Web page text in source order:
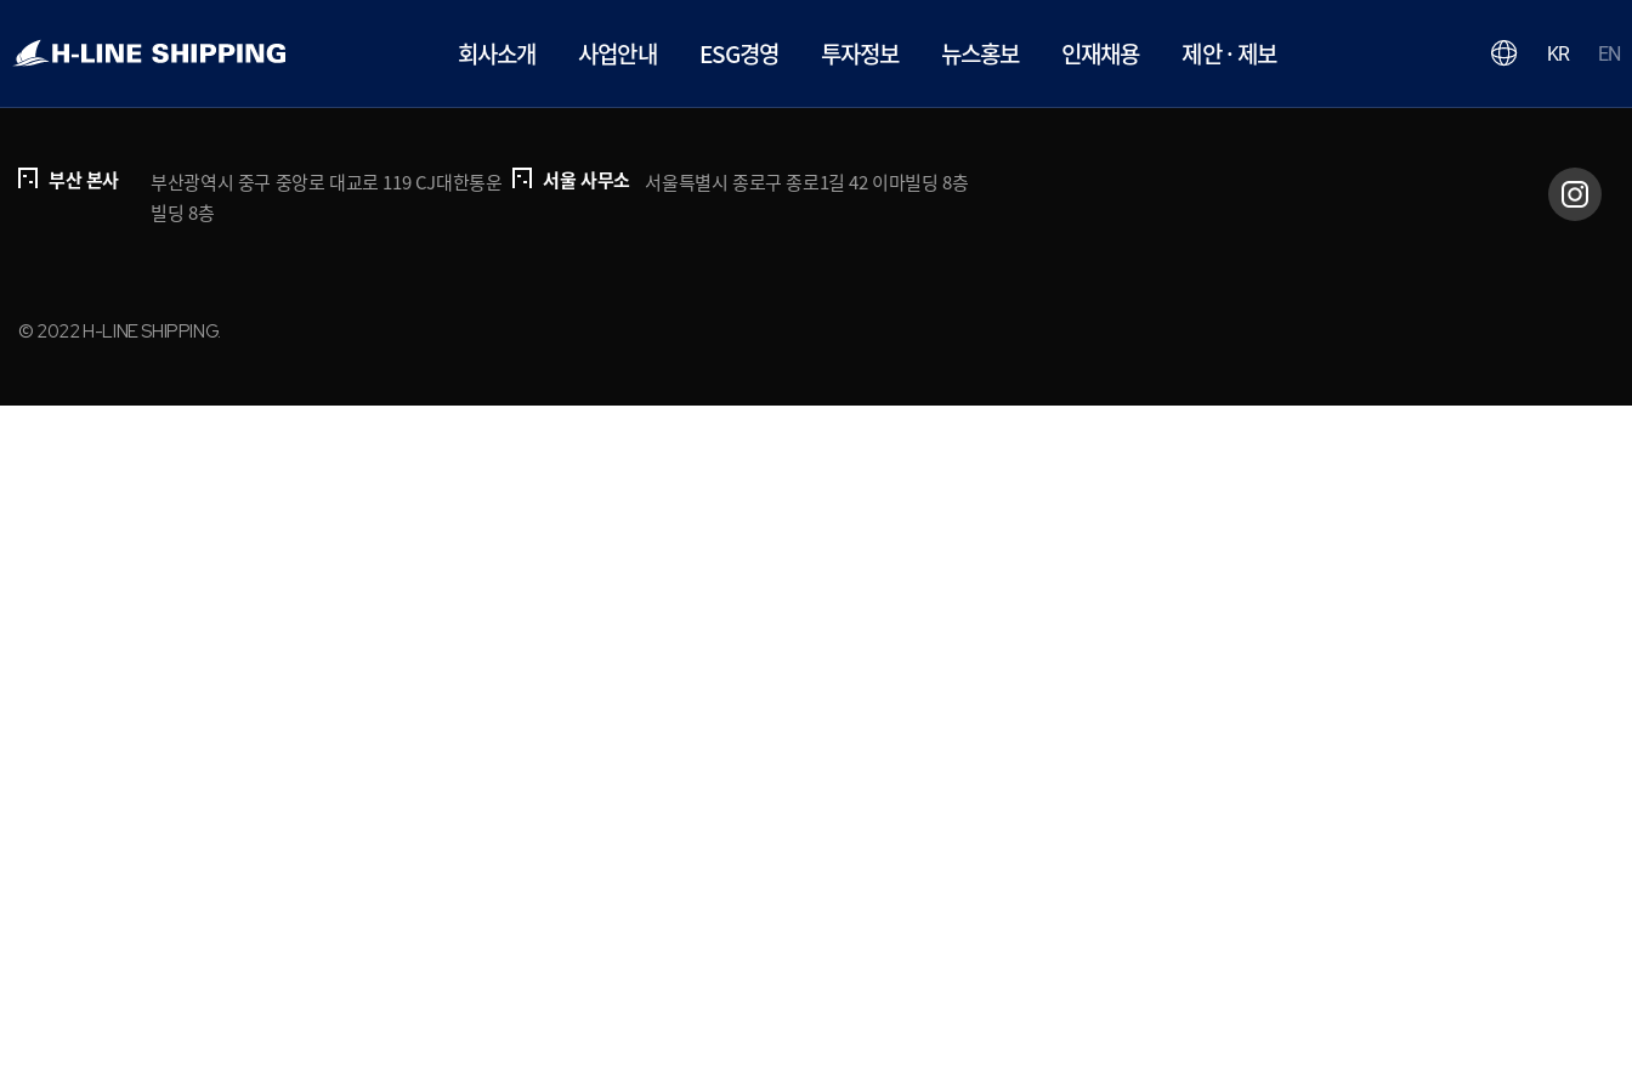
회사소개 사업안내 ESG경영 투자정보 뉴스홍보 인재채용 제안 · 제보 KR EN
개인정보처리방침 브로슈어 다운로드
부산 본사
부산광역시 중구 중앙로 대교로 119 CJ대한통운
빌딩 8층
서울 사무소 서울특별시 종로구 종로1길 42 이마빌딩 8층
© 2022 H-LINE SHIPPING.